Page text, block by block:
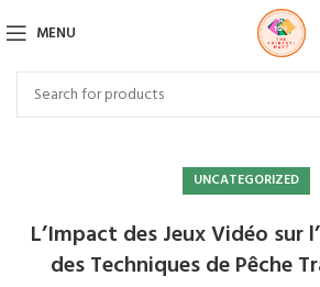
MENU
UNCATEGORIZED
L’Impact des Jeux Vidéo sur
des Techniques de Pêche